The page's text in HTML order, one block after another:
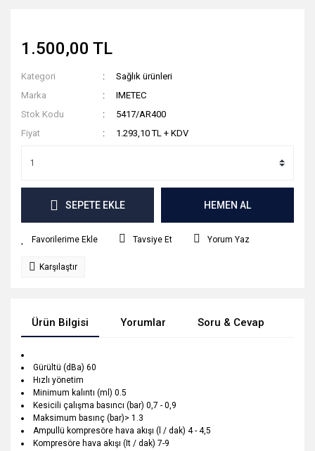
1.500,00 TL
Kategori
Sağlık ürünleri
Marka
IMETEC
Stok Kodu
5417/AR400
Fiyat
1.293,10 TL + KDV
SEPETE EKLE HEMEN AL
Tavsiye Et Yorum Yaz
Karşılaştır
Ürün Bilgisi Yorumlar Soru & Cevap
Gürültü (dBa) 60
Hızlı yönetim
Minimum kalıntı (ml) 0.5
Kesicili çalışma basıncı (bar) 0,7 - 0,9
Maksimum basınç (bar)> 1.3
Ampullü kompresöre hava akışı (l / dak) 4 - 4,5
Kompresöre hava akışı (It / dak) 7-9